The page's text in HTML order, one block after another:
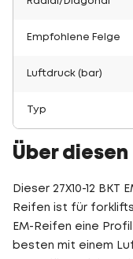
Empfohlene Felge
Luftdruck (bar)
Typ
Über
Dieser 27X10-12
Reifen ist für
EM-Reifen eine
besten mit einem